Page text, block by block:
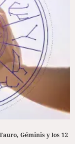
Géminis y los 12